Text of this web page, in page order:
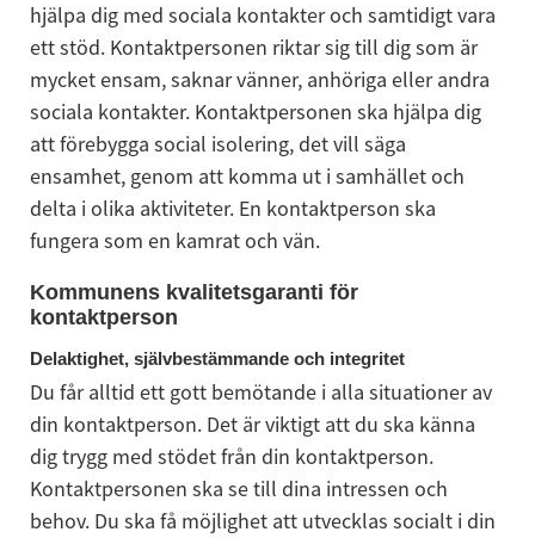
hjälpa dig med sociala kontakter och samtidigt vara
ett stöd. Kontaktpersonen riktar sig till dig som är
mycket ensam, saknar vänner, anhöriga eller andra
sociala kontakter. Kontaktpersonen ska hjälpa dig
att förebygga social isolering, det vill säga
ensamhet, genom att komma ut i samhället och
delta i olika aktiviteter. En kontaktperson ska
fungera som en kamrat och vän.
Kommunens kvalitetsgaranti för
kontaktperson
Delaktighet, självbestämmande och integritet
Du får alltid ett gott bemötande i alla situationer av
din kontaktperson. Det är viktigt att du ska känna
dig trygg med stödet från din kontaktperson.
Kontaktpersonen ska se till dina intressen och
behov. Du ska få möjlighet att utvecklas socialt i din